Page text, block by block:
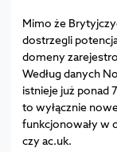
Mimo że
dostrzegli
domeny
Według danych
istnieje już ponad
to wyłącznie
funkcjonowały w
czy ac.uk.